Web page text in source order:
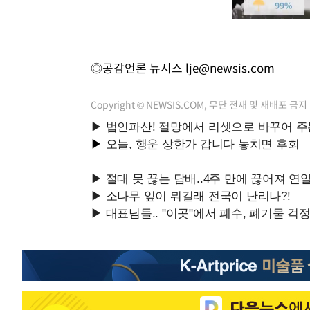
◎공감언론 뉴시스 lje@newsis.com
Copyright © NEWSIS.COM, 무단 전재 및 재배포 금지